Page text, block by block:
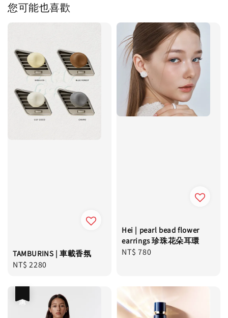
您可能也喜歡
TAMBURINS | 車載香氛
Regular
NT$ 2280
Hei | pearl bead flower
earrings 珍珠花朵耳環
Regular
NT$ 780